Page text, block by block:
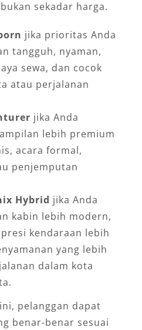
sekadar harga.
jika prioritas Anda
tangguh, nyaman,
sewa, dan cocok
atau perjalanan
jika Anda
lebih premium
acara formal,
penjemputan
Hybrid jika Anda
kabin lebih modern,
kendaraan lebih
yang lebih
dalam kota
pelanggan dapat
benar-benar sesuai